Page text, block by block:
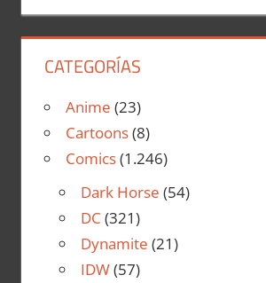
CATEGORÍAS
Anime (23)
Cartoons(8)
Comics(1.246)
Dark Horse (54)
DC (321)
Dynamite (21)
IDW(57)